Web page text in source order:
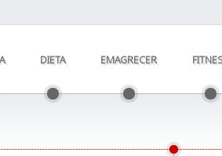
DIETA EMAGRECER